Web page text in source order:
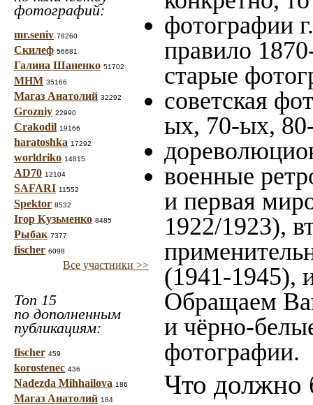
фотографий:
mr.seniv 78260
Скилеф 56681
Галина Шаненко 51702
МНМ 35166
Магаз Анатолий 32292
Grozniy 22990
Crakodil 19166
haratoshka 17292
worldriko 14815
AD70 12104
SAFARI 11552
Spektor 8532
Ігор Кузьменко 8485
Рыбак 7377
fischer 6098
Все участники >>
Топ 15
по дополненным
публикациям:
fischer 459
korostenec 436
Nadezda Mihhailova 186
Магаз Анатолий 184
фотографии
правило
старые
советская
ых, 70-ых,
военные
и первая
1922/1923),
(1941-1945),
Обращаем
и чёрно-
фотографии.
Что должно